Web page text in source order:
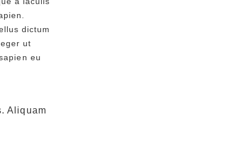
dictum
ut
eu
Aliquam